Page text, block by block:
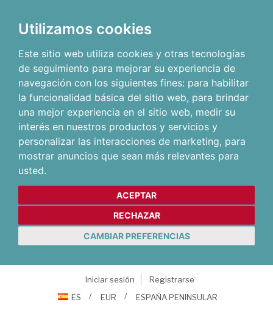
Utilizamos cookies
Este sitio web utiliza cookies y otras tecnologías
de seguimiento para mejorar su experiencia de
navegación con los siguientes fines: para habilitar
la funcionalidad básica del sitio web, para brindar
una mejor experiencia en el sitio web, medir su
interés en nuestros productos y servicios y
personalizar las interacciones de marketing, para
mostrar anuncios que sean más relevantes para
usted.
ACEPTAR
RECHAZAR
CAMBIAR PREFERENCIAS
Iniciar sesión
Registrarse
ES
EUR ESPAÑA PENINSULAR